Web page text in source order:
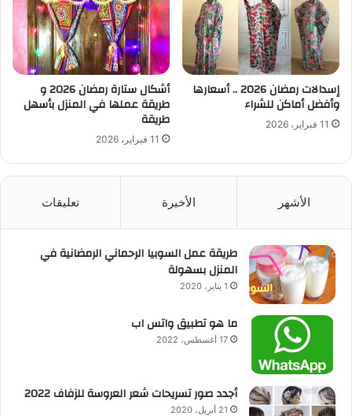
إسدالات رمضان 2026 .. أسعارها
وأفضل أماكن للشراء
11 فبراير، 2026
أشكال ستارة رمضان 2026 و
طريقة عملها في المنزل بأسهل
طريقة
11 فبراير، 2026
الأشهر الأخيرة تعليقات
طريقة عمل السوبيا الرحماني الرمضانية في
المنزل بسهولة
1 يناير، 2020
ما هو تطبيق واتس اب
17 أغسطس، 2022
أجدد صور تسريحات شعر العروسة للزفاف 2022
21 أبريل، 2020